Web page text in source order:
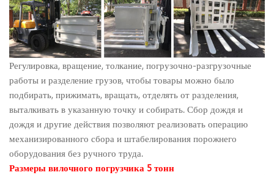
Регулировка, вращение, толкание, погрузочно-разгрузочные
работы и разделение грузов, чтобы товары можно было
подбирать, прижимать, вращать, отделять от разделения,
выталкивать в указанную точку и собирать. Сбор дождя и
дождя и другие действия позволяют реализовать операцию
механизированного сбора и штабелирования порожнего
оборудования без ручного труда.
Размеры вилочного погрузчика 5 тонн